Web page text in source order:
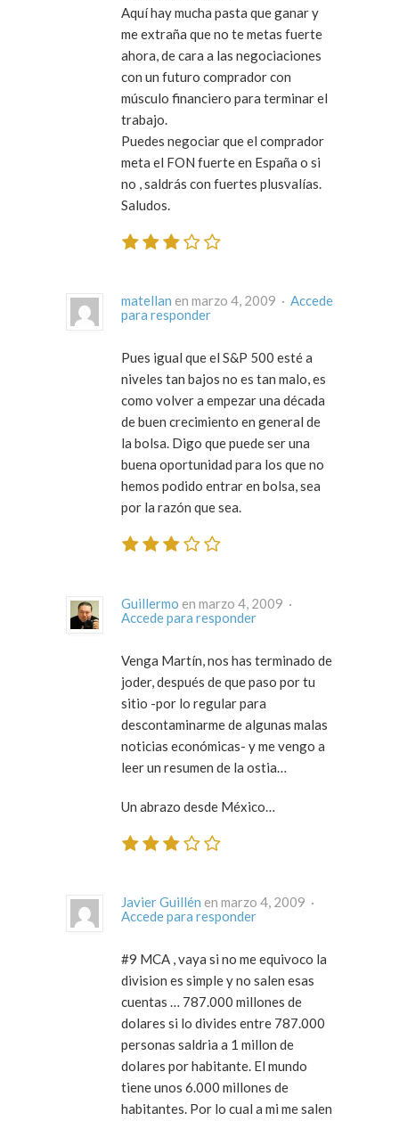
Aquí hay mucha pasta que ganar y
me extraña que no te metas fuerte
ahora, de cara a las negociaciones
con un futuro comprador con
músculo financiero para terminar el
trabajo.
Puedes negociar que el comprador
meta el FON fuerte en España o si
no , saldrás con fuertes plusvalías.
Saludos.
matellan en marzo 4, 2009 · Accede
para responder
Pues igual que el S&P 500 esté a
niveles tan bajos no es tan malo, es
como volver a empezar una década
de buen crecimiento en general de
la bolsa. Digo que puede ser una
buena oportunidad para los que no
hemos podido entrar en bolsa, sea
por la razón que sea.
Guillermo
en marzo 4, 2009 ·
Accede para responder
Venga Martín, nos has terminado de
joder, después de que paso por tu
sitio -por lo regular para
descontaminarme de algunas malas
noticias económicas- y me vengo a
leer un resumen de la ostia…
Un abrazo desde México…
Javier Guillén
en marzo 4, 2009 ·
Accede para responder
#9 MCA , vaya si no me equivoco la
division es simple y no salen esas
cuentas … 787.000 millones de
dolares si lo divides entre 787.000
personas saldria a 1 millon de
dolares por habitante. El mundo
tiene unos 6.000 millones de
habitantes. Por lo cual a mi me salen